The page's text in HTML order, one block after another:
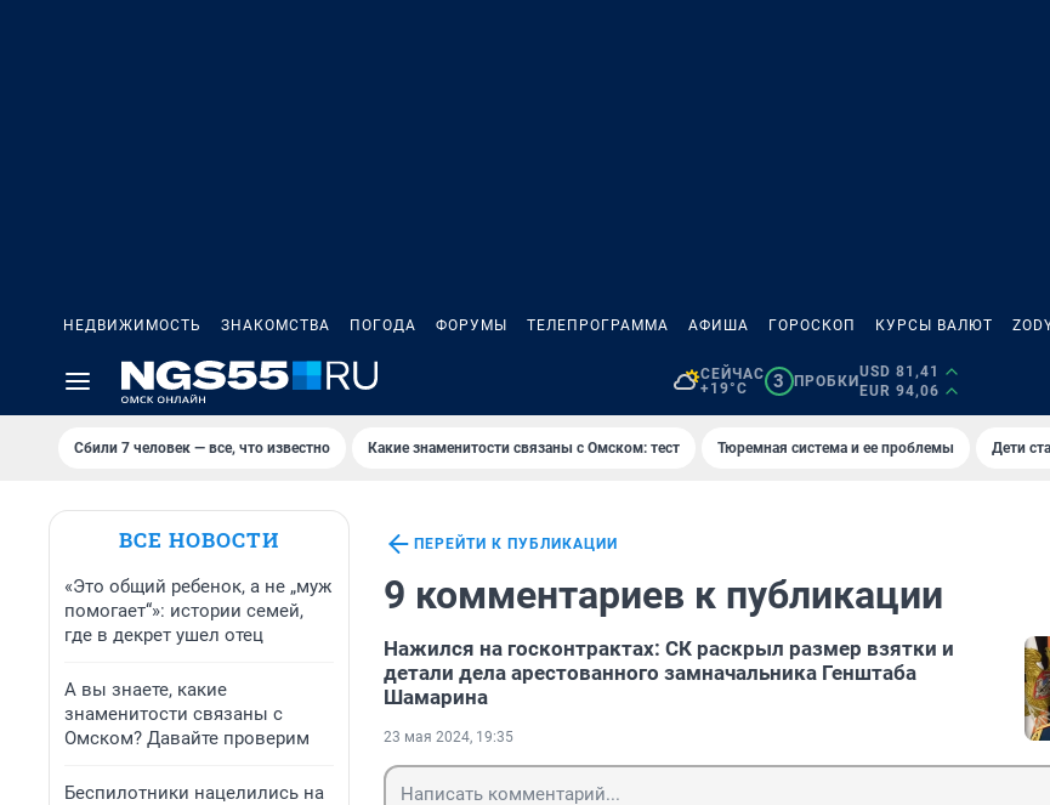
НЕДВИЖИМОСТЬ ЗНАКОМСТВА ПОГОДА ФОРУМЫ ТЕЛЕПРОГРАММА АФИША ГОРОСКОП КУРСЫ ВАЛЮТ
СЕЙЧАС
+19°C
3 ПРОБКИ
USD 81,41
EUR 94,06
Сбили 7 человек — все, что известно Какие знаменитости связаны с Омском: тест Тюремная система и ее проблемы Дети
ВСЕ НОВОСТИ
«Это общий ребенок, а не „муж
помогает“»: истории семей,
где в декрет ушел отец
А вы знаете, какие
знаменитости связаны с
Омском? Давайте проверим
Беспилотники нацелились на
ПЕРЕЙТИ К ПУБЛИКАЦИИ
9 комментариев к публикации
Нажился на госконтрактах: СК раскрыл размер взятки и
детали дела арестованного замначальника Генштаба
Шамарина
23 мая 2024, 19:35